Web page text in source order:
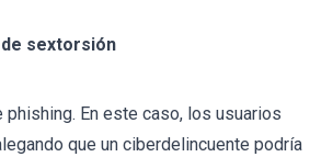
de sextorsión
phishing. En este caso, los usuarios
que un ciberdelincuente podría